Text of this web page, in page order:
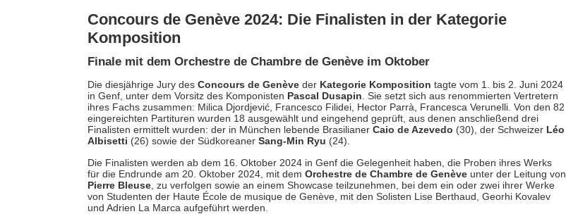
Concours de Genève 2024: Die Finalisten in der Kategorie
Komposition
Finale mit dem Orchestre de Chambre de Genève im Oktober
Die diesjährige Jury des Concours de Genèveder Kategorie Komposition tagte vom 1. bis 2. Juni 2024
in Genf, unter dem Vorsitz des Komponisten Pascal Dusapin. Sie setzt sich aus renommierten Vertretern
ihres Fachs zusammen: Milica Djordjević, Francesco Filidei, Hector Parrà, Francesca Verunelli. Von den 82
eingereichten Partituren wurden 18 ausgewählt und eingehend geprüft, aus denen anschließend drei
Finalisten ermittelt wurden: der in München lebende Brasilianer Caio de Azevedo (30), der Schweizer Léo
Albisetti (26) sowie der Südkoreaner Sang-Min Ryu (24).
Die Finalisten werden ab dem 16. Oktober 2024 in Genf die Gelegenheit haben, die Proben ihres Werks
für die Endrunde am 20. Oktober 2024, mit dem Orchestre de Chambre de Genèveunter der Leitung von
Pierre Bleuse, zu verfolgen sowie an einem Showcase teilzunehmen, bei dem ein oder zwei ihrer Werke
von Studenten der Haute École de musique de Genève, mit den Solisten Lise Berthaud, Georhi Kovalev
und Adrien La Marca aufgeführt werden.